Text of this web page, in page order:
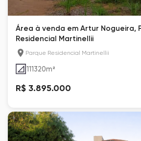
Área à venda em Artur Nogueira,
Residencial Martinellii
Parque Residencial Martinellii
111320m²
R$ 3.895.000